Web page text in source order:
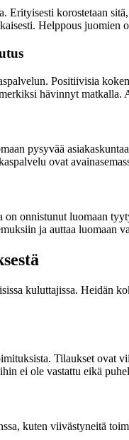
Erityisesti korostetaan
Helppous
Positiivisia
hävinnyt
pysyvää
ovat
onnistunut luomaan
ja auttaa luomaan
kuluttajissa. Heidän
Tilaukset ovat
ei ole vastattu eikä
kuten viivästyneitä